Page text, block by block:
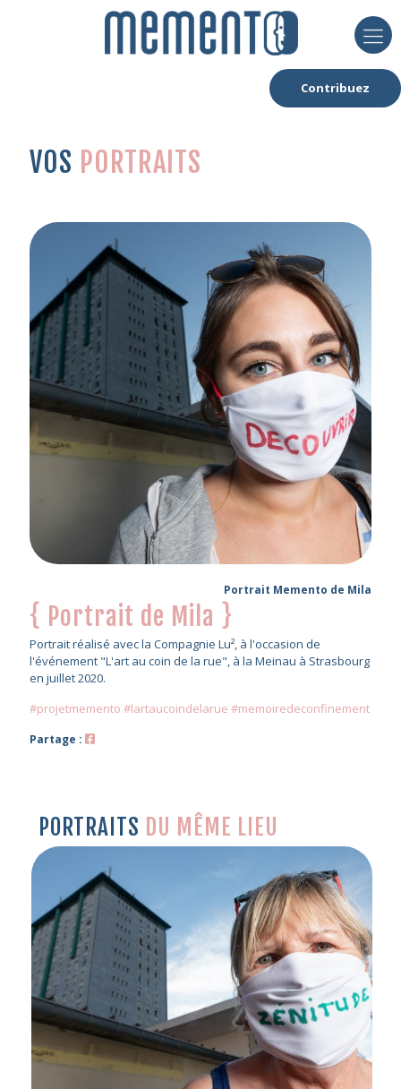
Contribuez
VOS PORTRAITS
Portrait Memento de Mila
{ Portrait de Mila }
Portrait réalisé avec la Compagnie Lu², à l'occasion de
l'événement "L'art au coin de la rue", à la Meinau à Strasbourg
en juillet 2020.
#projetmemento #lartaucoindelarue #memoiredeconfinement
Partage :
PORTRAITS DU MÊME LIEU